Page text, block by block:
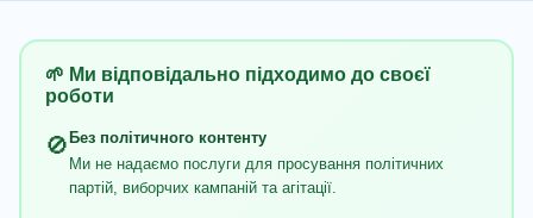
🌱 Ми відповідально підходимо до своєї
роботи
🚫 Без політичного контенту
Ми не надаємо послуги для просування політичних
партій, виборчих кампаній та агітації.